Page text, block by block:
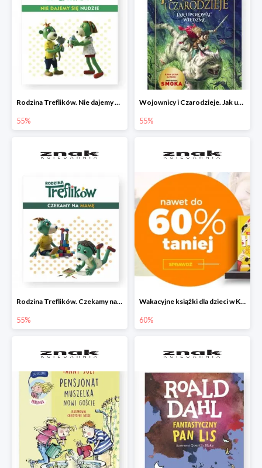
Rodzina Treflików. Nie dajemy się nudzie!
55%
Wojownicy i Czarodzieje. Jak upolować wiedźmę
55%
Rodzina Treflików. Czekamy na mamę
55%
Wakacyjne książki dla dzieci w Księgarni Znak do -60%
60%